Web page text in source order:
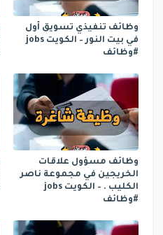
وظائف تنفيذي تسويق أول
في بيت النور – الكويت jobs
#وظائف
وظائف مسؤول علاقات
الخريجين في مجموعة ناصر
الكليب . – الكويت jobs
#وظائف